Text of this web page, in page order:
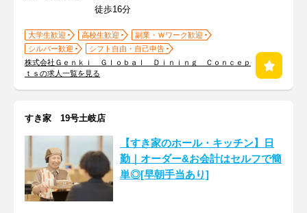
徒歩16分
大学生歓迎 高校生歓迎
副業・Ｗワーク歓迎
シルバー歓迎
シフト自由・自己申告
株式会社Ｇｅｎｋｉ Ｇｌｏｂａｌ Ｄｉｎｉｎｇ Ｃｏｎｃｅｐ
ｔｓの求人一覧を見る
すき家 19号土岐店
【すき家のホール・キッチン】日
勤｜オーダー&お会計はセルフで簡
単◎[早朝手当あり]